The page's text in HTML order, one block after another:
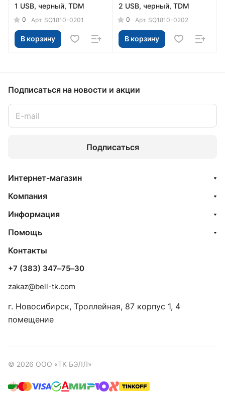
1 USB, черный, TDM
0 Арт. SQ1810-0201
В корзину
2 USB, черный, TDM
0 Арт. SQ1810-0202
В корзину
Подписаться на новости и акции
Подписаться
Интернет-магазин
Компания
Информация
Помощь
Контакты
+7 (383) 347‒75‒30
zakaz@bell-tk.com
г. Новосибирск, ​Троллейная, 87 корпус 1, 4
помещение
© 2026 ООО «ТК БЭЛЛ»